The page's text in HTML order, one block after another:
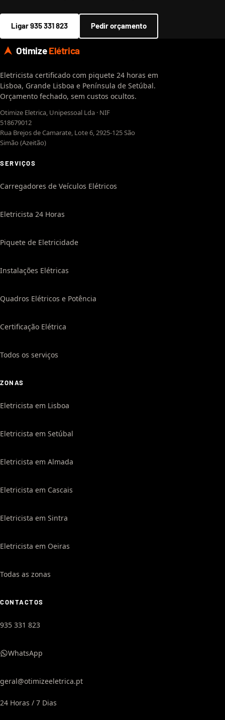
Ligar 935 331 823 Pedir orçamento
OtimizeElétrica
Eletricista certificado com piquete 24 horas em
Lisboa, Grande Lisboa e Península de Setúbal.
Orçamento fechado, sem custos ocultos.
Otimize Eletrica, Unipessoal Lda · NIF
518679012
Rua Brejos de Camarate, Lote 6, 2925-125 São
Simão (Azeitão)
SERVIÇOS
Carregadores de Veículos Elétricos
Eletricista 24 Horas
Piquete de Eletricidade
Instalações Elétricas
Quadros Elétricos e Potência
Certificação Elétrica
Todos os serviços
ZONAS
Eletricista em Lisboa
Eletricista em Setúbal
Eletricista em Almada
Eletricista em Cascais
Eletricista em Sintra
Eletricista em Oeiras
Todas as zonas
CONTACTOS
935 331 823
WhatsApp
geral@otimizeeletrica.pt
24 Horas / 7 Dias